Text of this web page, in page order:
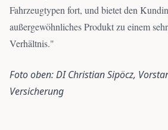
Fahrzeugtypen fort, und bietet den
außergewöhnliches Produkt zu einem
Verhältnis."
Foto oben: DI Christian Sipöcz,
Versicherung